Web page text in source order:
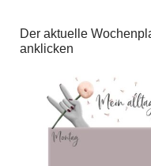
Der aktuelle
anklicken